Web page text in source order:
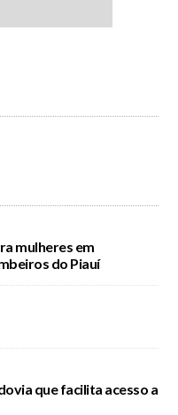
mulheres em
do Piauí
que facilita acesso a